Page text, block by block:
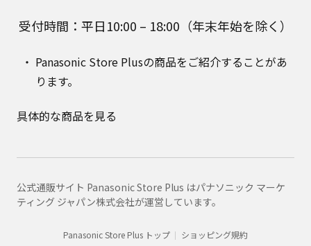
受付時間：平日10:00 – 18:00（年末年始を除く）
Panasonic Store Plusの商品をご紹介することがあ
ります。
具体的な商品を見る
公式通販サイト Panasonic Store Plus はパナソニック マーケ
ティング ジャパン株式会社が運営しています。
Panasonic Store Plus トップ
ショッピング規約